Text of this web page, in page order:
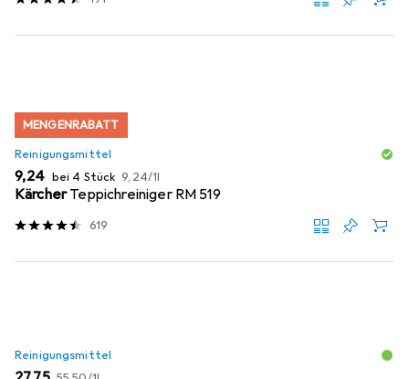
MENGENRABATT
Reinigungsmittel
EUR
9,24 bei 4 Stück EUR
9,24/1l
KärcherTeppichreiniger RM 519
619
Reinigungsmittel
EUR